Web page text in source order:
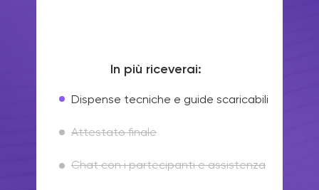
Dispense tecniche e guide scaricabili
Attestato finale
Chat con i partecipanti e assistenza
In più riceverai: